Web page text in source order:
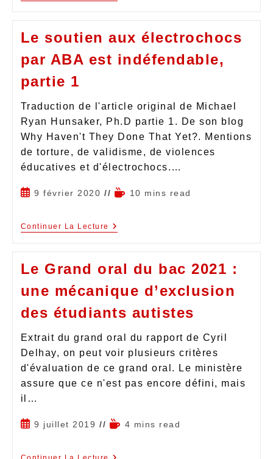
Le soutien aux électrochocs
par ABA est indéfendable,
partie 1
Traduction de l'article original de Michael
Ryan Hunsaker, Ph.D partie 1. De son blog
Why Haven't They Done That Yet?. Mentions
de torture, de validisme, de violences
éducatives et d'électrochocs.…
9 février 2020 10 mins read
Continuer La Lecture
Le Grand oral du bac 2021 :
une mécanique d’exclusion
des étudiants autistes
Extrait du grand oral du rapport de Cyril
Delhay, on peut voir plusieurs critères
d'évaluation de ce grand oral. Le ministère
assure que ce n'est pas encore défini, mais
il…
9 juillet 2019 4 mins read